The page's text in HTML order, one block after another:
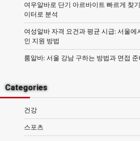
여우알바로 단기 아르바이트 빠르게 찾
이터로 분석
여성알바 자격 요건과 평균 시급: 서울
인 지원 방법
룸알바: 서울 강남 구하는 방법과 면접
Categories
건강
스포츠